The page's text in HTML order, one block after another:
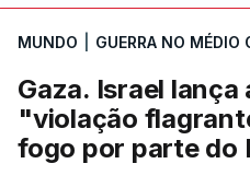
MUNDO GUERRA NO MÉDIO
Gaza. Israel
"violação
fogo por parte do